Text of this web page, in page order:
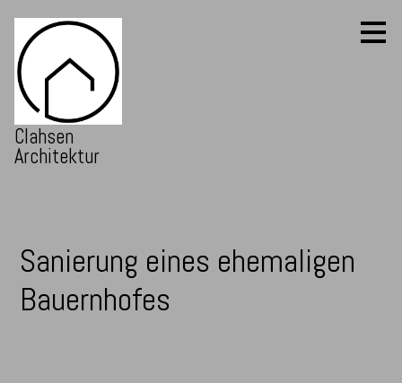
Zu
Hauptinhalten
überspringen
Clahsen
Architektur
Sanierung eines ehemaligen
Bauernhofes